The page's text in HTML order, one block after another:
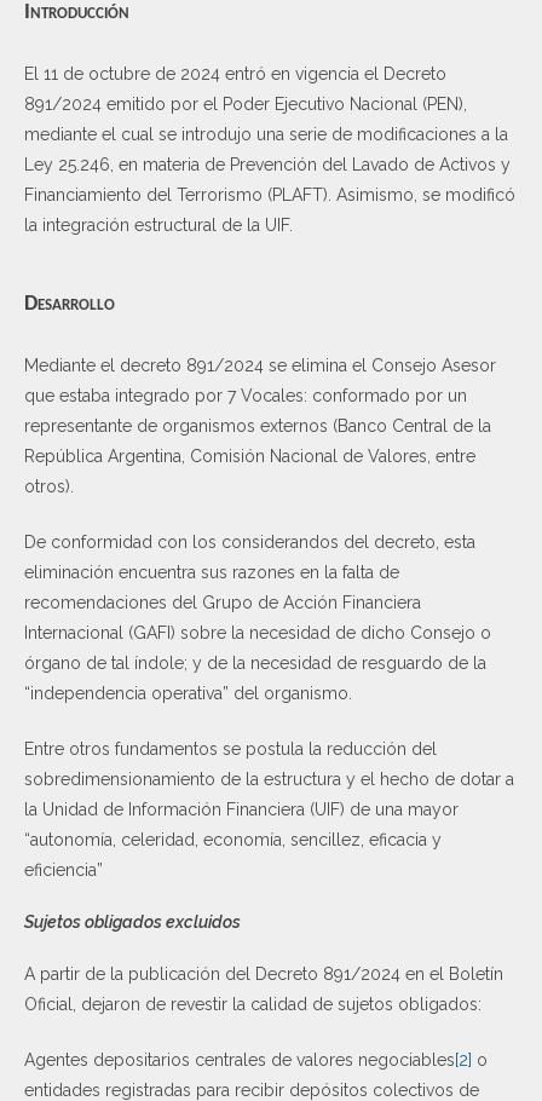
Introducción
El 11 de octubre de 2024 entró en vigencia el Decreto
891/2024 emitido por el Poder Ejecutivo Nacional (PEN),
mediante el cual se introdujo una serie de modificaciones a la
Ley 25.246, en materia de Prevención del Lavado de Activos y
Financiamiento del Terrorismo (PLAFT). Asimismo, se modificó
la integración estructural de la UIF.
Desarrollo
Mediante el decreto 891/2024 se elimina el Consejo Asesor
que estaba integrado por 7 Vocales: conformado por un
representante de organismos externos (Banco Central de la
República Argentina, Comisión Nacional de Valores, entre
otros).
De conformidad con los considerandos del decreto, esta
eliminación encuentra sus razones en la falta de
recomendaciones del Grupo de Acción Financiera
Internacional (GAFI) sobre la necesidad de dicho Consejo o
órgano de tal índole; y de la necesidad de resguardo de la
“independencia operativa” del organismo.
Entre otros fundamentos se postula la reducción del
sobredimensionamiento de la estructura y el hecho de dotar a
la Unidad de Información Financiera (UIF) de una mayor
“autonomía, celeridad, economía, sencillez, eficacia y
eficiencia”
Sujetos obligados excluidos
A partir de la publicación del Decreto 891/2024 en el Boletín
Oficial, dejaron de revestir la calidad de sujetos obligados:
Agentes depositarios centrales de valores negociables[2] o
entidades registradas para recibir depósitos colectivos de